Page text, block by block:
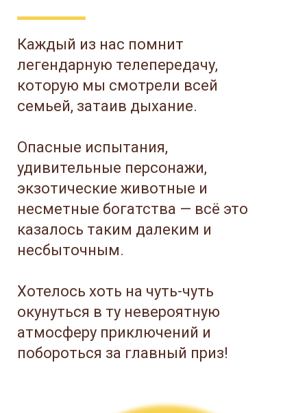
Каждый из нас помнит
легендарную телепередачу,
которую мы смотрели всей
семьей, затаив дыхание.
Опасные испытания,
удивительные персонажи,
экзотические животные и
несметные богатства — всё это
казалось таким далеким и
несбыточным.
Хотелось хоть на чуть-чуть
окунуться в ту невероятную
атмосферу приключений и
побороться за главный приз!